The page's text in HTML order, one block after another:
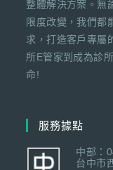
整體解決方案。無
限度改變，我們都
求，打造客戶專屬
所E管家到成為診
命!
服務據點
中部：
台中市